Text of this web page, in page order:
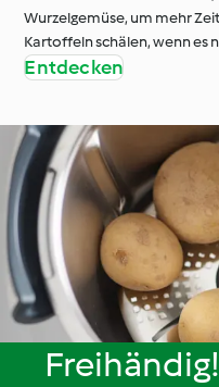
Wurzelgemüse, um mehr
Kartoffeln schälen, wenn es
Entdecken
Freihändig!